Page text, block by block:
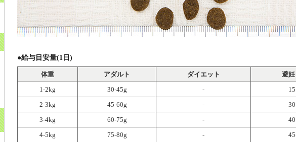
●給与目安量(1日)
体重 アダルト ダイエット
避
1-2kg
30-45g -
2-3kg
45-60g -
3-4kg
60-75g -
4-5kg
75-80g -